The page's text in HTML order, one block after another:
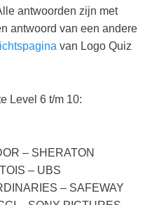
antwoorden zijn met
antwoord van een andere
van Logo Quiz
Level 6 t/m 10:
– SHERATON
– UBS
– SAFEWAY